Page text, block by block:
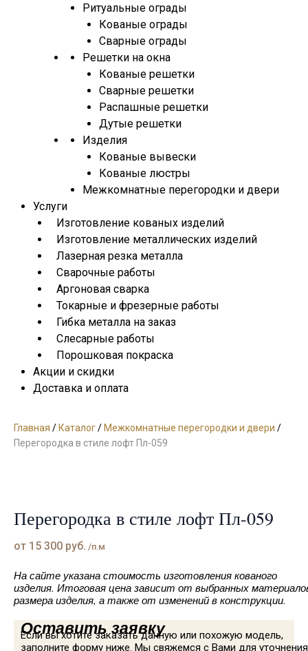
Ритуальные ограды
Кованые ограды
Сварные ограды
Решетки на окна
Кованые решетки
Сварные решетки
Распашные решетки
Дутые решетки
Изделия
Кованые вывески
Кованые люстры
Межкомнатные перегородки и двери
Услуги
Изготовление кованых изделий
Изготовление металлических изделий
Лазерная резка металла
Сварочные работы
Аргоновая сварка
Токарные и фрезерные работы
Гибка металла на заказ
Слесарные работы
Порошковая покраска
Акции и скидки
Доставка и оплата
Главная /Каталог/Межкомнатные перегородки и двери /
Перегородка в стиле лофт Пл-059
Перегородка в стиле лофт Пл-059
от 15 300 руб. /п.м
На сайте указана стоимость изготовления кованого
изделия. Итоговая цена зависит от выбранных
размера изделия, а также от изменений в конструкции.
Оставить заявку
Если вы хотите заказать данную или похожую модель,
заполните форму ниже. Мы свяжемся с Вами для уточнения